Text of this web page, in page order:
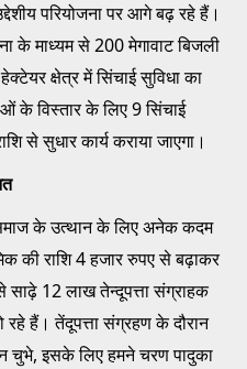
परियोजना पर आगे बढ़ रहे हैं।
के माध्यम से 200 मेगावाट बिजली
क्षेत्र में सिंचाई सुविधा का
के विस्तार के लिए 9 सिंचाई
से सुधार कार्य कराया जाएगा।
के उत्थान के लिए अनेक कदम
की राशि 4 हजार रुपए से बढ़ाकर
12 लाख तेन्दूपत्ता संग्राहक
रहे हैं। तेंदूपत्ता संग्रहण के दौरान
चुभे, इसके लिए हमने चरण पादुका